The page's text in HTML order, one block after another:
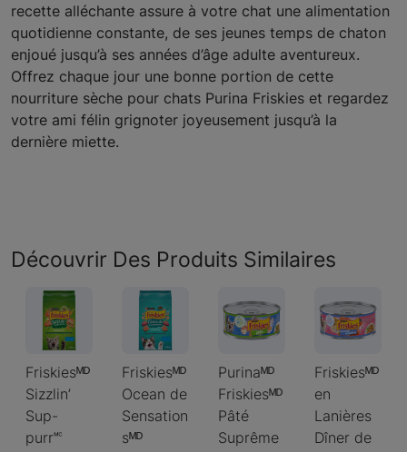
recette alléchante assure à votre chat une alimentation
quotidienne constante, de ses jeunes temps de chaton
enjoué jusqu’à ses années d’âge adulte aventureux.
Offrez chaque jour une bonne portion de cette
nourriture sèche pour chats Purina Friskies et regardez
votre ami félin grignoter joyeusement jusqu’à la
dernière miette.
Découvrir Des Produits Similaires
Friskiesᴹᴰ
Sizzlin’
Sup-
purr🅪
Friskiesᴹᴰ
Ocean de
Sensation
sᴹᴰ
Purinaᴹᴰ
Friskiesᴹᴰ
Pâté
Suprême
Friskiesᴹᴰ
en
Lanières
Dîner de